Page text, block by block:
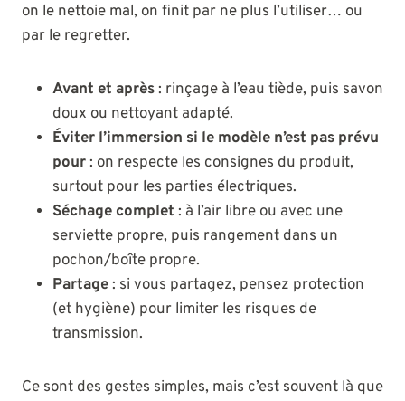
on le nettoie mal, on finit par ne plus l’utiliser… ou
par le regretter.
Avant et après: rinçage à l’eau tiède, puis savon
doux ou nettoyant adapté.
Éviter l’immersion si le modèle n’est pas prévu
pour: on respecte les consignes du produit,
surtout pour les parties électriques.
Séchage complet : à l’air libre ou avec une
serviette propre, puis rangement dans un
pochon/boîte propre.
Partage: si vous partagez, pensez protection
(et hygiène) pour limiter les risques de
transmission.
Ce sont des gestes simples, mais c’est souvent là que